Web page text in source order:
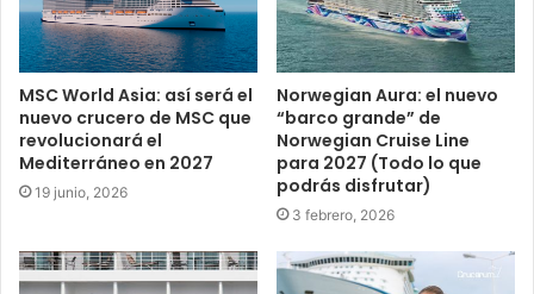
MSC World Asia: así será el
nuevo crucero de MSC que
revolucionará el
Mediterráneo en 2027
19 junio, 2026
Norwegian Aura: el nuevo
“barco grande” de
Norwegian Cruise Line
para 2027 (Todo lo que
podrás disfrutar)
3 febrero, 2026